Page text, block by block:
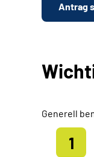
Antrag
Generell